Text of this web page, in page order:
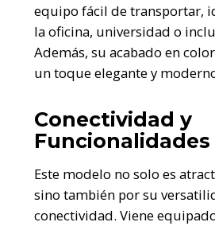
equipo fácil de transportar,
la oficina, universidad o
Además, su acabado en
un toque elegante y
Conectividad y
Funcionalidades
Este modelo no solo es
sino también por su
conectividad. Viene